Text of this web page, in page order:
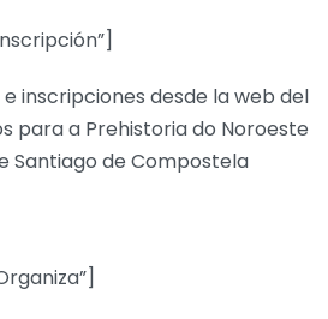
inscripciones desde la web del
para a Prehistoria do Noroeste
Santiago de Compostela